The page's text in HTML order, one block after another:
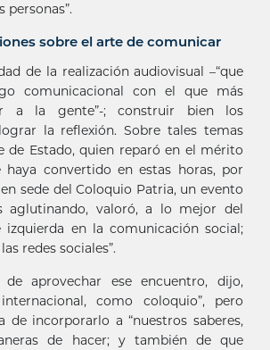
personas”.
sobre el arte de comunicar
de la realización audiovisual –“que
comunicacional con el que más
a la gente”-; construir bien los
la reflexión. Sobre tales temas
de Estado, quien reparó en el mérito
haya convertido en estas horas, por
sede del Coloquio Patria, un evento
aglutinando, valoró, a lo mejor del
izquierda en la comunicación social;
redes sociales”.
aprovechar ese encuentro, dijo,
como coloquio”, pero
de incorporarlo a “nuestros saberes,
de hacer; y también de que